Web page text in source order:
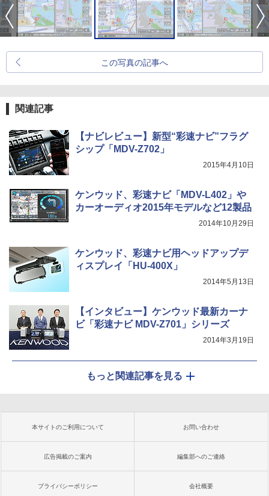
この写真の記事へ
関連記事
【ナビレビュー】新型“彩速ナビ”フラグ
シップ「MDV-Z702」
2015年4月10日
ケンウッド、彩速ナビ「MDV-L402」や
カーオーディオ2015年モデルなど12製品
2014年10月29日
ケンウッド、彩速ナビ用ヘッドアップデ
ィスプレイ「HU-400X」
2014年5月13日
【インタビュー】ケンウッド最新カーナ
ビ「彩速ナビ MDV-Z701」シリーズ
2014年3月19日
もっと関連記事を見る
本サイトのご利用について お問い合わせ
広告掲載のご案内 編集部へのご連絡
プライバシーポリシー 会社概要